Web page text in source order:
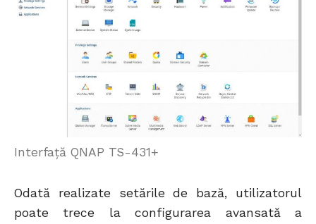
Interfață QNAP TS-431+
Odată realizate setările de bază, utilizatorul
poate trece la configurarea avansată a